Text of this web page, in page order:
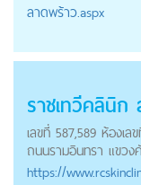
ลาดพร้าว.aspx
ราชเทวีคลินิก
เลขที่ 587,589 ห้องเ
ถนนรามอินทรา แขวง
https://